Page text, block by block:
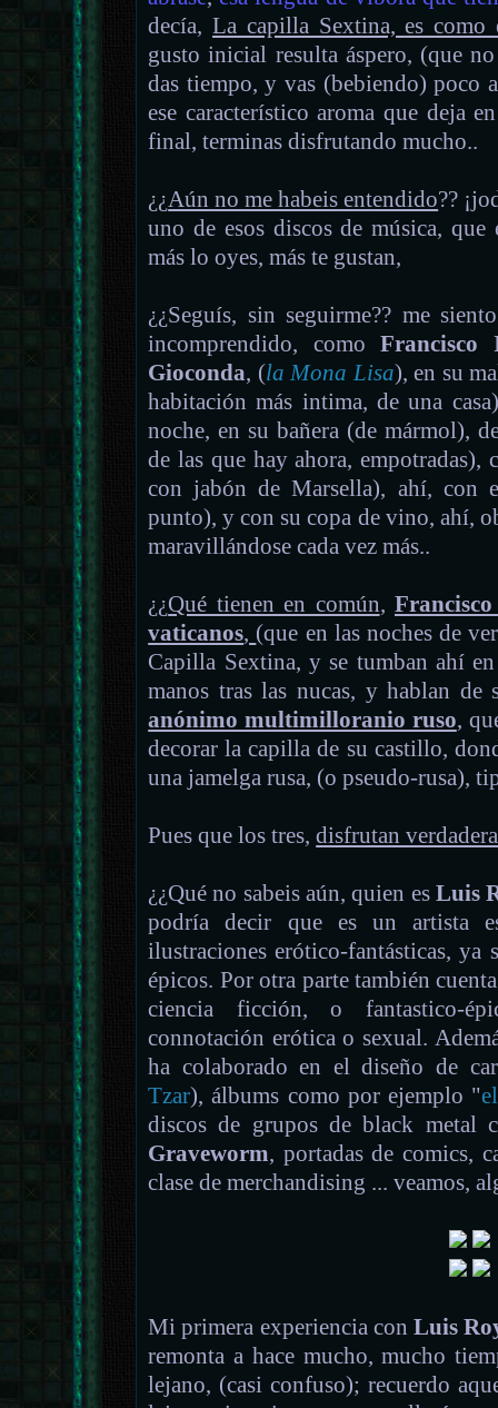
decía,La capilla Sextina, es
gusto inicial resulta áspero, (que
das tiempo, y vas (bebiendo) poco
ese característico aroma que deja
final, terminas disfrutando mucho..
¿¿Aún no me habeis entendido??
uno de esos discos de música, que
más lo oyes, más te gustan,
¿¿Seguís, sin seguirme?? me
incomprendido, comoFrancisco
Gioconda, (la Mona Lisa), en su
habitación más intima, de una
noche, en su bañera (de mármol),
de las que hay ahora, empotradas),
con jabón de Marsella), ahí, con
punto), y con su copa de vino, ahí,
maravillándose cada vez más..
¿¿Qué tienen en común,
vaticanos, (que en las noches de
Capilla Sextina, y se tumban ahí
manos tras las nucas, y hablan de
anónimo multimilloranio ruso,
decorar la capilla de su castillo,
una jamelga rusa, (o pseudo-rusa),
Pues que los tres,disfrutan
¿¿Qué no sabeis aún, quien es Luis
podría decir que es un artista
ilustraciones erótico-fantásticas, ya
épicos. Por otra parte también
ciencia ficción, o fantastico-
connotación erótica o sexual.
ha colaborado en el diseño de
Tzar), álbums como por ejemplo "
discos de grupos de black metal
Graveworm, portadas de comics,
clase de merchandising ... veamos,
Mi primera experiencia conLuis
remonta a hace mucho, mucho
lejano, (casi confuso); recuerdo